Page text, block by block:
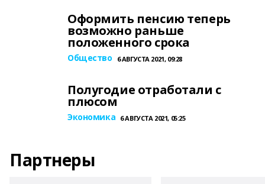
Оформить пенсию теперь
возможно раньше
положенного срока
Общество 6 АВГУСТА 2021, 09:28
Полугодие отработали с
плюсом
Экономика 6 АВГУСТА 2021, 05:25
Партнеры